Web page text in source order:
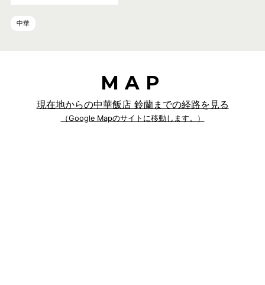
中華
MAP
現在地からの中華飯店 鈴蘭までの経路を見る
（Google Mapのサイトに移動します。）